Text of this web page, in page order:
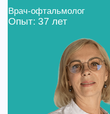
Врач-офтальмолог
Опыт: 37 лет